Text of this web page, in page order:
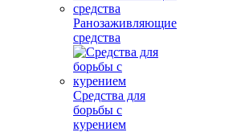
Ранозаживляющие
средства
Средства для
борьбы с
курением